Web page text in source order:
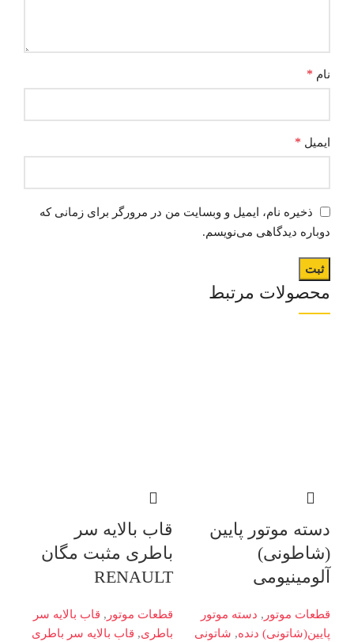
نام *
ایمیل *
ذخیره نام، ایمیل و وبسایت من در مرورگر برای زمانی که
دوباره دیدگاهی می‌نویسم.
محصولات مرتبط
دسته موتور پایین
(شاطونی)
آلومینیومی
قطعات موتور , دسته موتور
پایین(شاتونی) دنده, شاتونی
قاب بالایه سر
باطری مثبت مگان
RENAULT
قطعات موتور , قاب بالایه سر
باطری, قاب بالایه سر باطری